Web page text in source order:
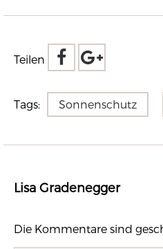
Teilen
Tags: Sonnenschutz
Lisa Gradenegger
Die Kommentare sind